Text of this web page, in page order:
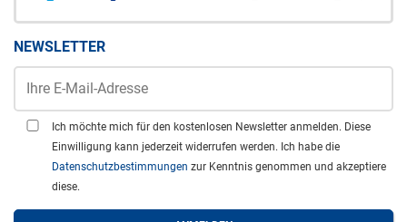
NEWSLETTER
Ich möchte mich für den kostenlosen Newsletter anmelden. Diese
Einwilligung kann jederzeit widerrufen werden. Ich habe die
Datenschutzbestimmungen zur Kenntnis genommen und akzeptiere
diese.